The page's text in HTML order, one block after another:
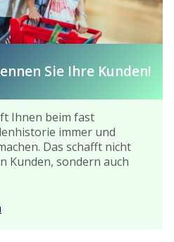
Sie Ihre Kunden!
Ihnen beim fast
immer und
Das schafft nicht
Kunden, sondern auch